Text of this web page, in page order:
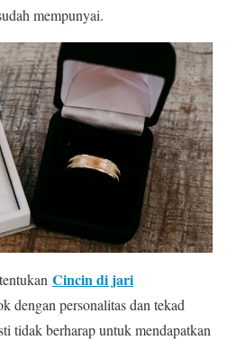
mempunyai.
Cincin di jari
dengan personalitas dan tekad
tidak berharap untuk mendapatkan